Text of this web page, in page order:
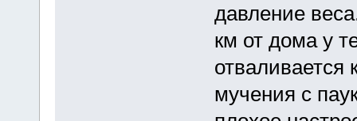
давление
км от дома у
мучения с